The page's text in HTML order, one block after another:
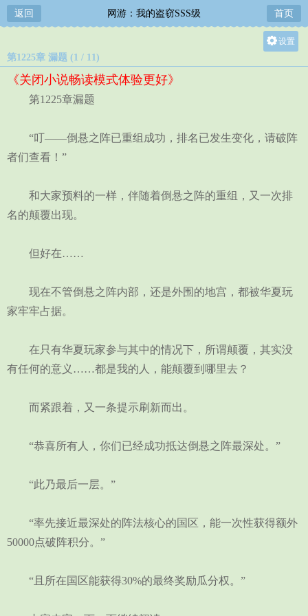
返回 网游：我的盗窃SSS级 首页
设置
第1225章 漏题 (1 / 11)
《关闭小说畅读模式体验更好》
第1225章漏题
“叮——倒悬之阵已重组成功，排名已发生变化，请破阵
者们查看！”
和大家预料的一样，伴随着倒悬之阵的重组，又一次排
名的颠覆出现。
但好在……
现在不管倒悬之阵内部，还是外围的地宫，都被华夏玩
家牢牢占据。
在只有华夏玩家参与其中的情况下，所谓颠覆，其实没
有任何的意义……都是我的人，能颠覆到哪里去？
而紧跟着，又一条提示刷新而出。
“恭喜所有人，你们已经成功抵达倒悬之阵最深处。”
“此乃最后一层。”
“率先接近最深处的阵法核心的国区，能一次性获得额外
50000点破阵积分。”
“且所在国区能获得30%的最终奖励瓜分权。”